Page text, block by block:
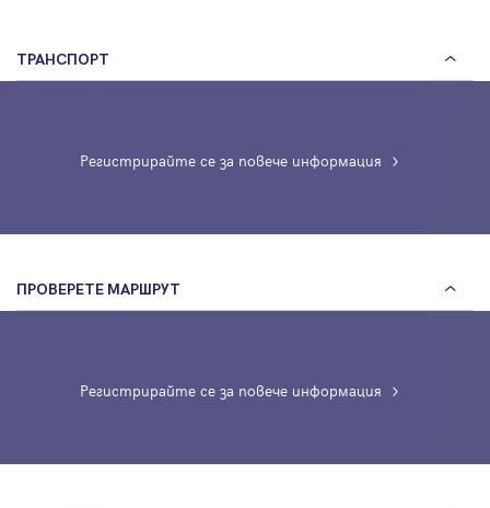
ТРАНСПОРТ
Регистрирайте се за повече информация
ПРОВЕРЕТЕ МАРШРУТ
Регистрирайте се за повече информация